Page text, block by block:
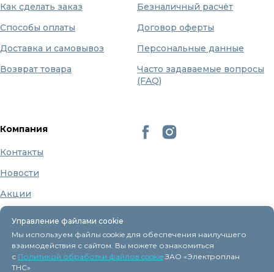
Управление файлами cookie
Мы используем файлы cookie для обеспечения наилучшего
взаимодействия с сайтом. Вы можете ознакомиться
с Политикой обработки файлов cookieЗАО «Электроплан
ТНС»
Как сделать заказ
Способы оплаты
Доставка и самовывоз
Возврат товара
Безналичный расчёт
Договор оферты
Персональные данные
Часто задаваемые вопросы
(FAQ)
Компания
Контакты
Новости
Акции
Бренды
О нас